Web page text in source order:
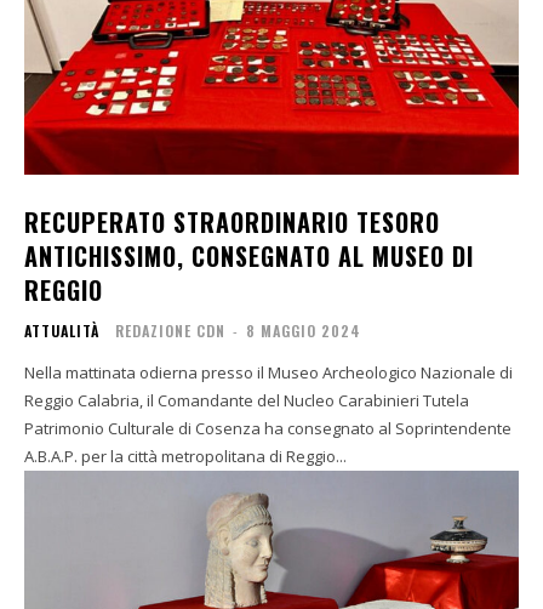
RECUPERATO STRAORDINARIO TESORO
ANTICHISSIMO, CONSEGNATO AL MUSEO DI
REGGIO
ATTUALITÀ REDAZIONE CDN - 8 MAGGIO 2024
Nella mattinata odierna presso il Museo Archeologico Nazionale di
Reggio Calabria, il Comandante del Nucleo Carabinieri Tutela
Patrimonio Culturale di Cosenza ha consegnato al Soprintendente
A.B.A.P. per la città metropolitana di Reggio...